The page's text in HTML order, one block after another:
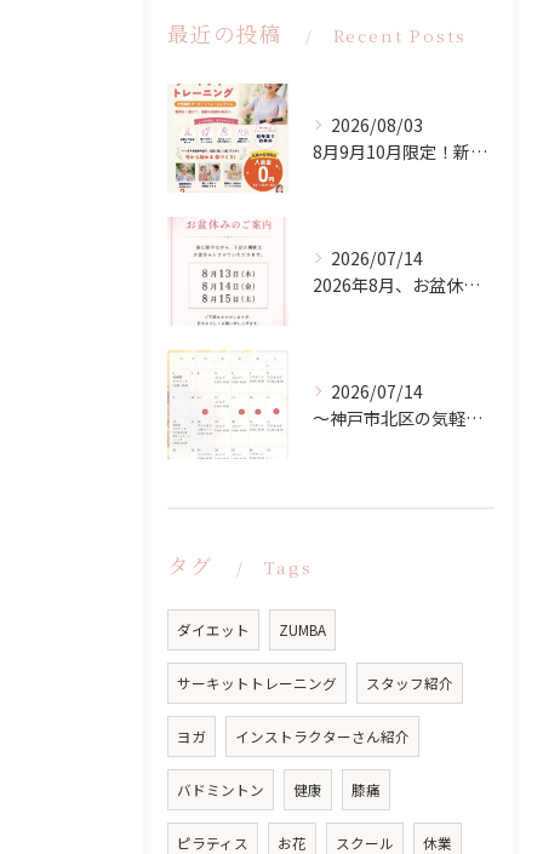
最近の投稿 Recent Posts
2026/08/03
8月9月10月限定！新入会応援キャンペーン！
2026/07/14
2026年8月、お盆休みのお知らせ
2026/07/14
〜神戸市北区の気軽な習い事ならsoukenbi〜8月のスクールカレンダー
タグ Tags
ダイエット ZUMBA
サーキットトレーニング スタッフ紹介
ヨガ インストラクターさん紹介
バドミントン 健康 膝痛
ピラティス お花 スクール 休業